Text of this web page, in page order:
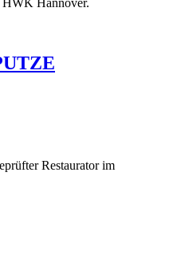
Restaurator im